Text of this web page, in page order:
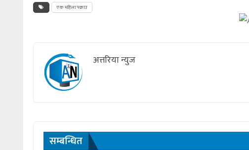
एक महिला पक्राउ
अत्तरिया न्युज
सम्बन्धित